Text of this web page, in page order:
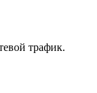
трафик.